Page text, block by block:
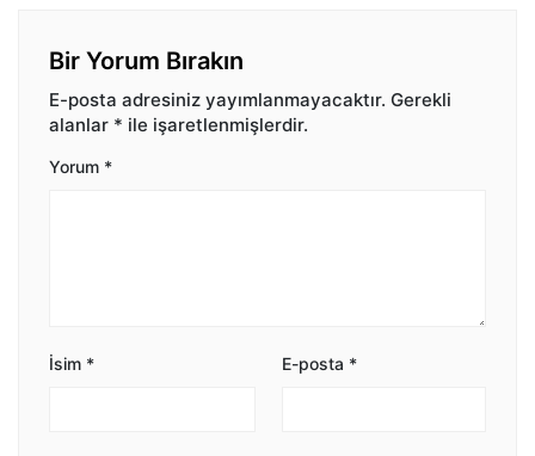
Bir Yorum Bırakın
E-posta adresiniz yayımlanmayacaktır. Gerekli
alanlar * ile işaretlenmişlerdir.
Yorum *
İsim * E-posta *